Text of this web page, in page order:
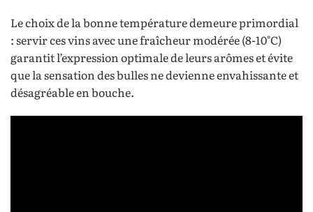
Le choix de la bonne température demeure primordial
: servir ces vins avec une fraîcheur modérée (8-10°C)
garantit l’expression optimale de leurs arômes et évite
que la sensation des bulles ne devienne envahissante et
désagréable en bouche.